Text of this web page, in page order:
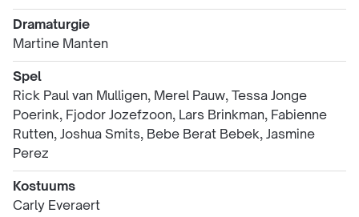
Dramaturgie
Martine Manten
Spel
Rick Paul van Mulligen, Merel Pauw, Tessa Jonge
Poerink, Fjodor Jozefzoon, Lars Brinkman, Fabienne
Rutten, Joshua Smits, Bebe Berat Bebek, Jasmine
Perez
Kostuums
Carly Everaert